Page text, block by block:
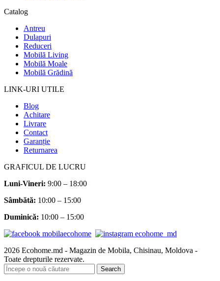
Catalog
Antreu
Dulapuri
Reduceri
Mobilă Living
Mobilă Moale
Mobilă Grădină
LINK-URI UTILE
Blog
Achitare
Livrare
Contact
Garanție
Returnarea
GRAFICUL DE LUCRU
Luni-Vineri: 9:00 – 18:00
Sâmbătă: 10:00 – 15:00
Duminică: 10:00 – 15:00
2026 Ecohome.md - Magazin de Mobila, Chisinau, Moldova -
Toate drepturile rezervate.
Search